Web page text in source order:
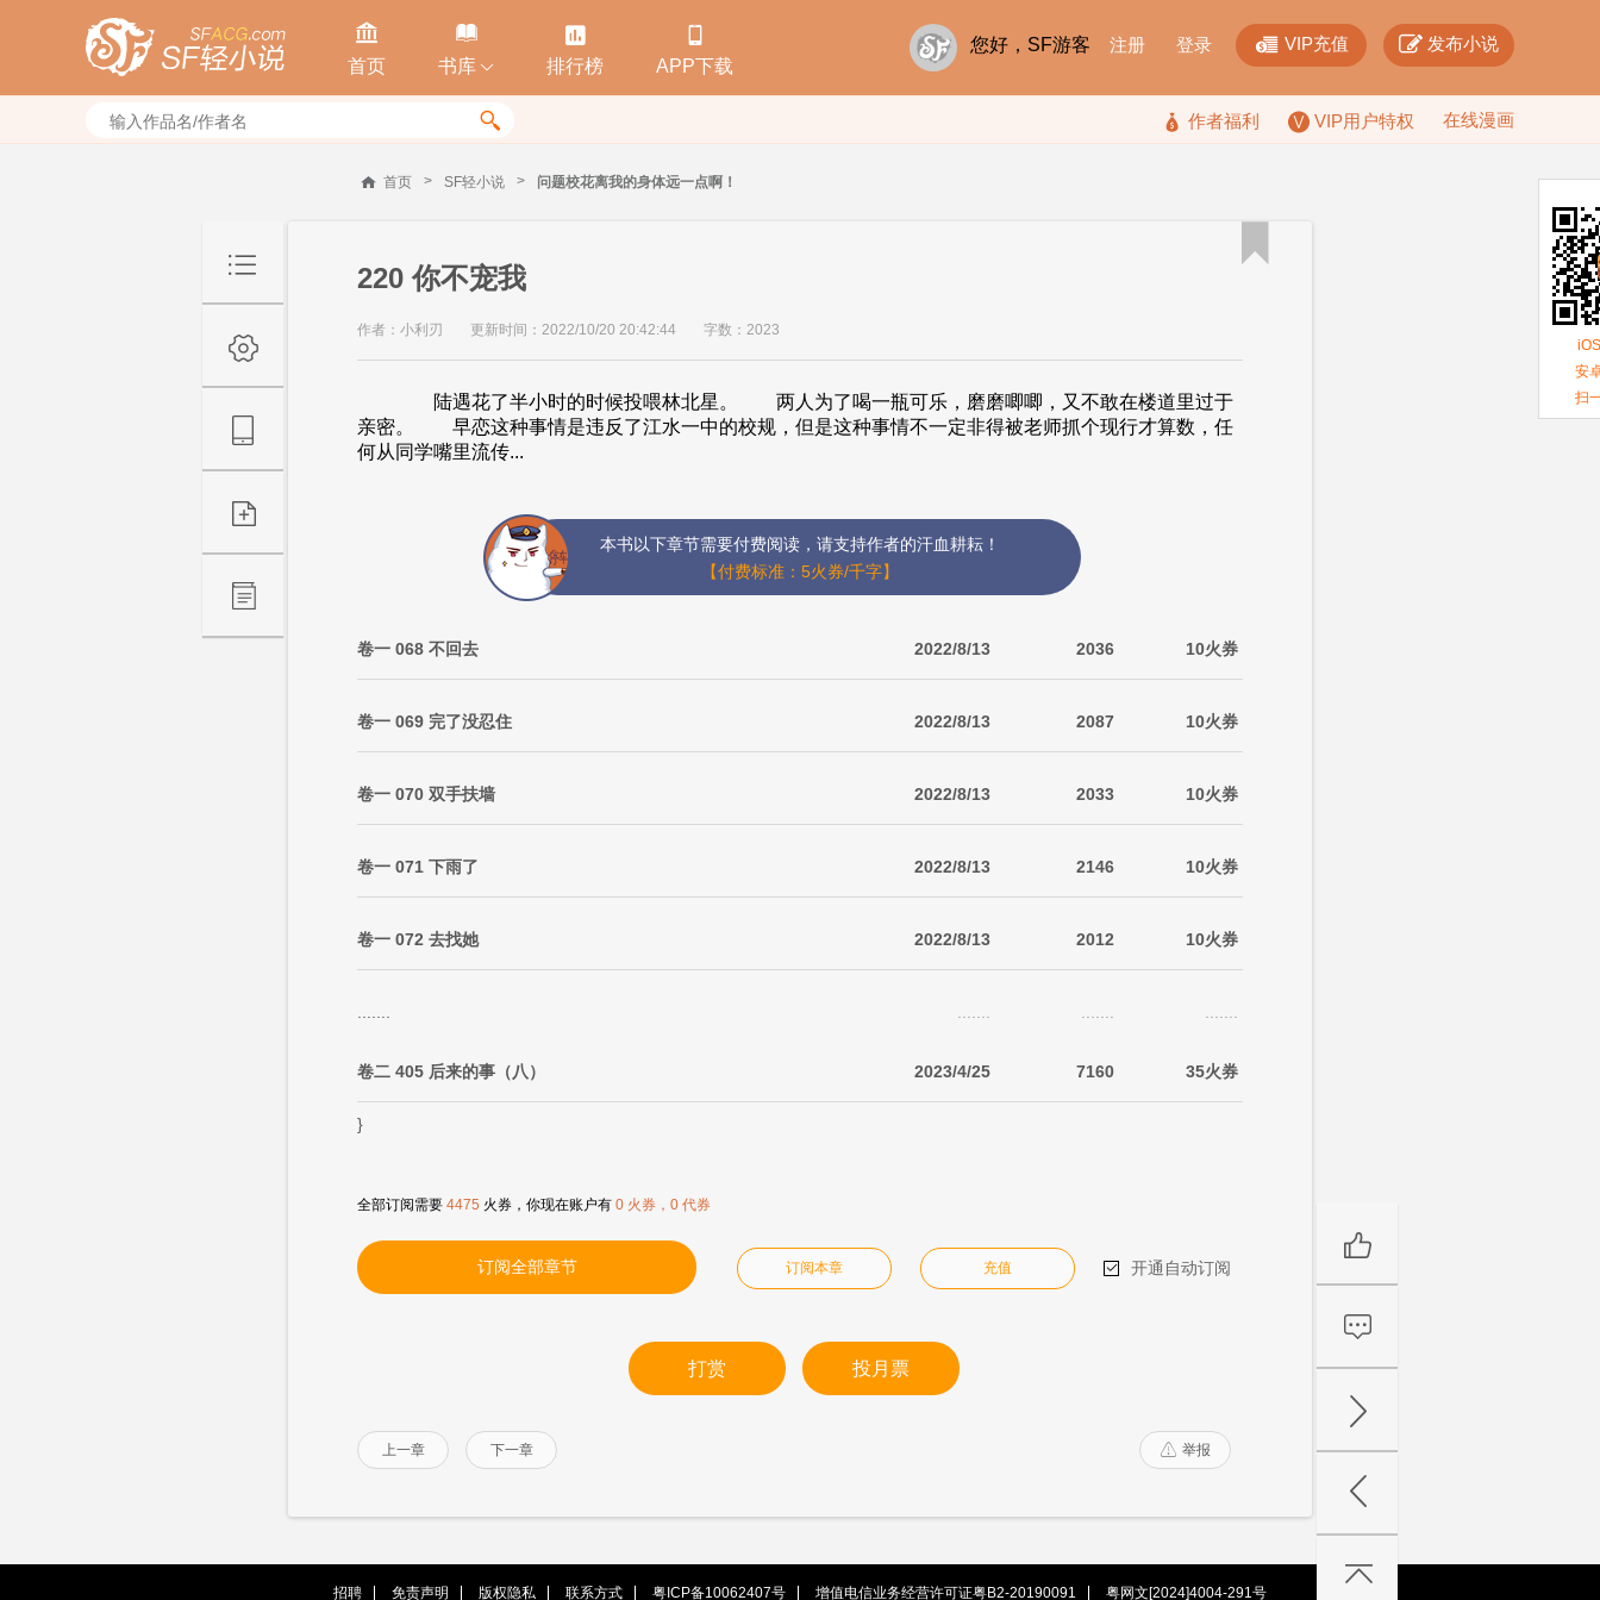

首页

书库 

排行榜

APP下载
您好，SF游客 注册 登录  VIP充值  发布小说
  作者福利 VIP用户特权 在线漫画
首页 > SF轻小说 > 问题校花离我的身体远一点啊！
220 你不宠我
作者：小利刃 更新时间：2022/10/20 20:42:44 字数：2023
陆遇花了半小时的时候投喂林北星。 两人为了喝一瓶可乐，磨磨唧唧，又不敢在楼道里过于
亲密。 早恋这种事情是违反了江水一中的校规，但是这种事情不一定非得被老师抓个现行才算数，任
何从同学嘴里流传...
本书以下章节需要付费阅读，请支持作者的汗血耕耘！
【付费标准：5火券/千字】
卷一 068 不回去 2022/8/13 2036 10火券
卷一 069 完了没忍住 2022/8/13 2087 10火券
卷一 070 双手扶墙 2022/8/13 2033 10火券
卷一 071 下雨了 2022/8/13 2146 10火券
卷一 072 去找她 2022/8/13 2012 10火券
卷二 405 后来的事（八） 2023/4/25 7160 35火券
}
全部订阅需要 4475 火券，你现在账户有 0 火券，0 代券
订阅全部章节 订阅本章 充值  开通自动订阅
打赏 投月票
上一章 下一章  举报

招聘 免责声明 版权隐私 联系方式 粤ICP备10062407号 增值电信业务经营许可证粤B2-20190091 粤网文[2024]4004-291号
安
扫